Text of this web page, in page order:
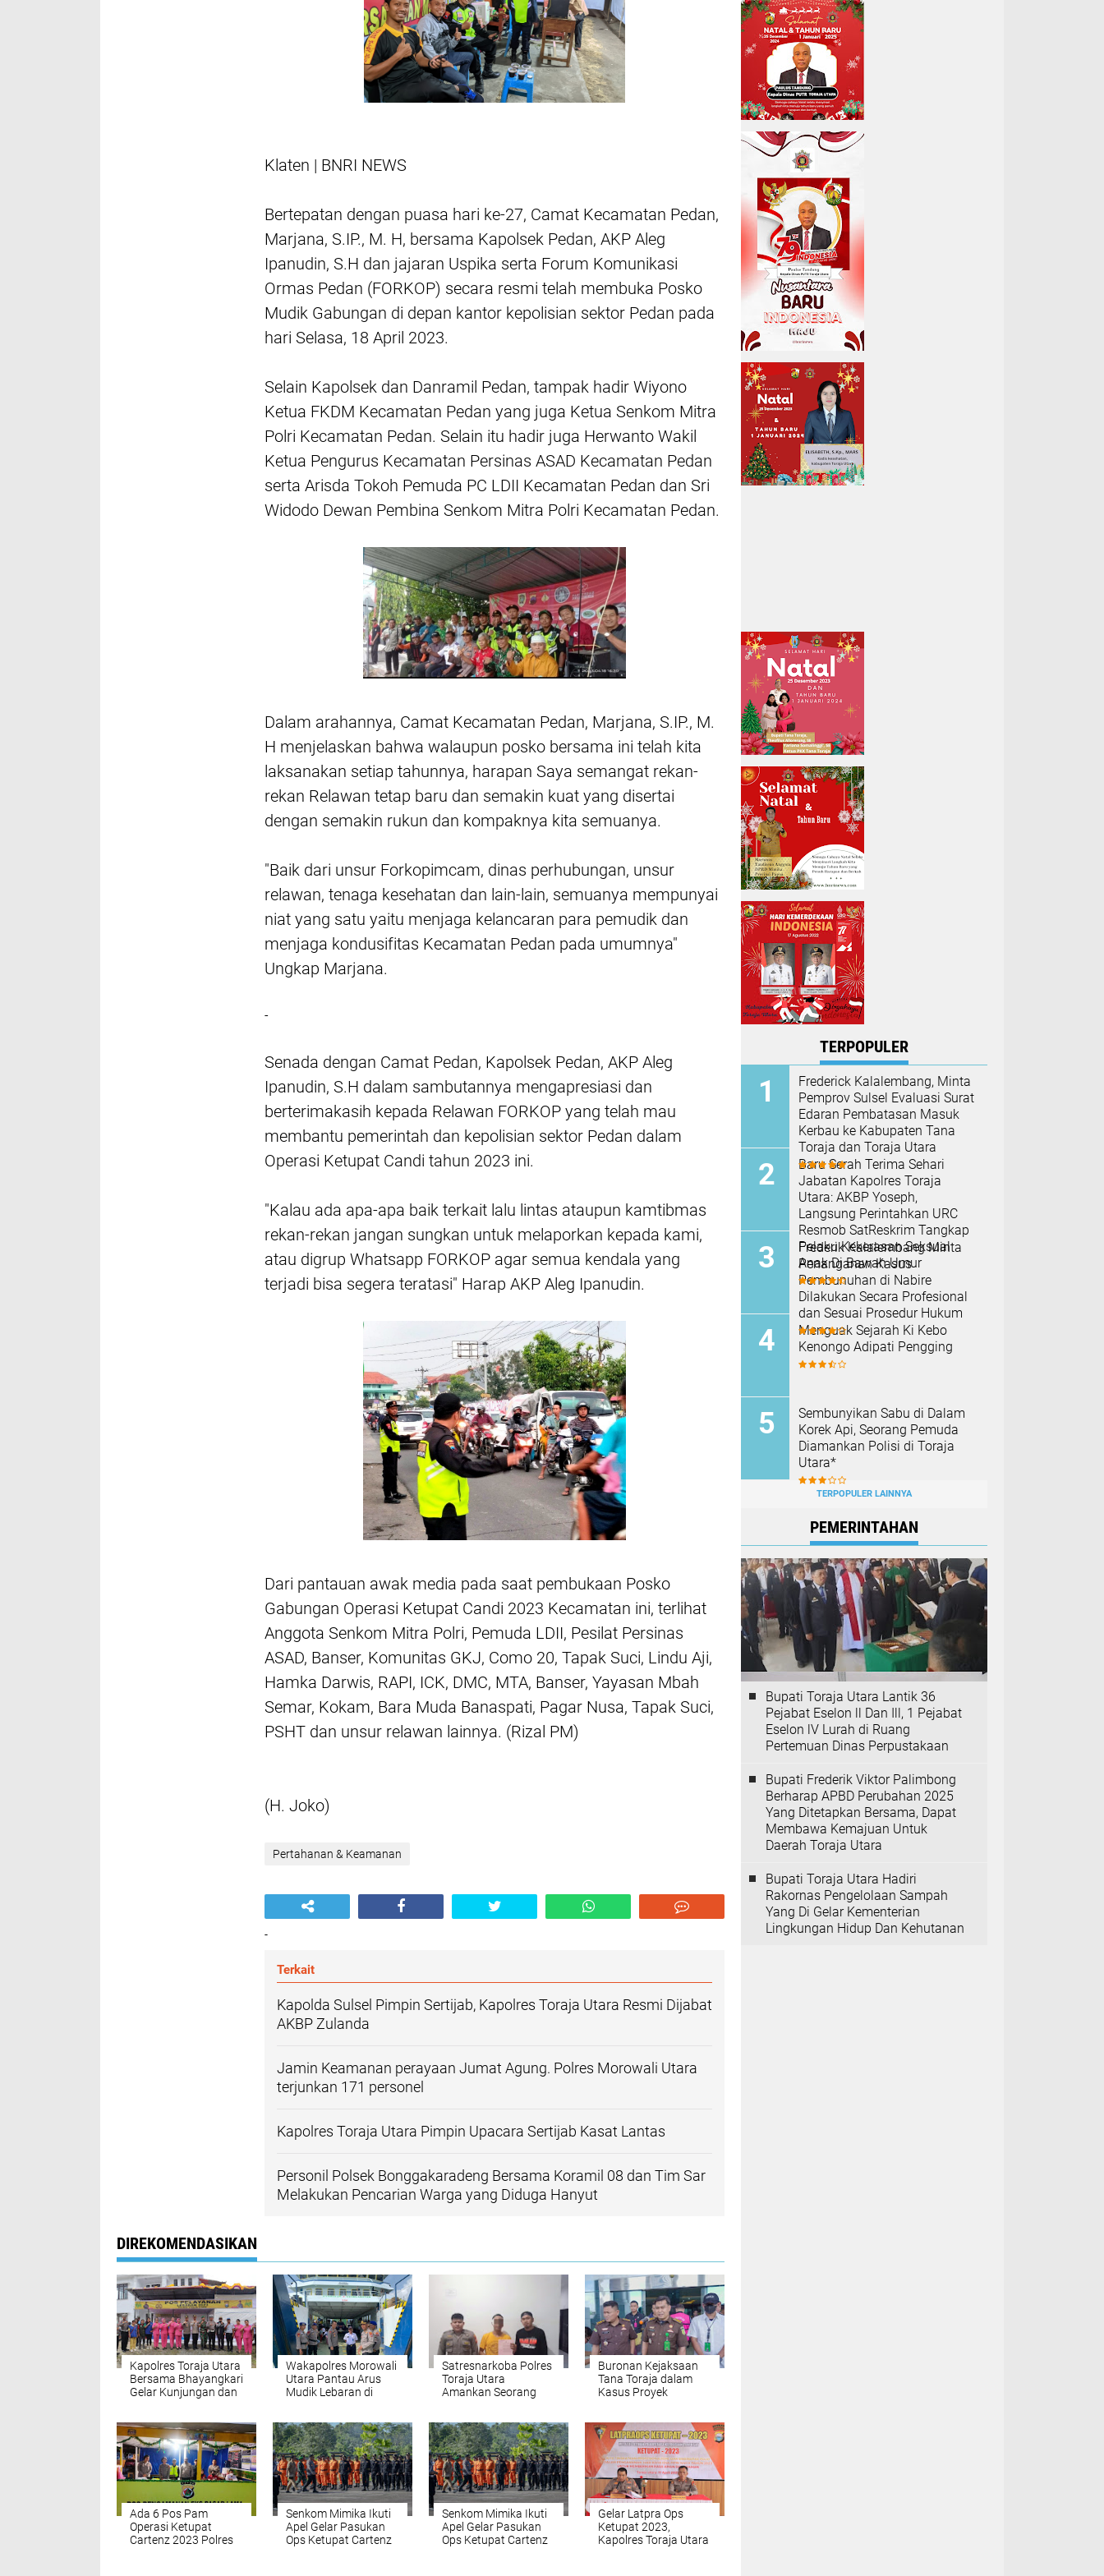
Klaten | BNRI NEWS
Bertepatan dengan puasa hari ke-27, Camat Kecamatan Pedan,
Marjana, S.IP., M. H, bersama Kapolsek Pedan, AKP Aleg
Ipanudin, S.H dan jajaran Uspika serta Forum Komunikasi
Ormas Pedan (FORKOP) secara resmi telah membuka Posko
Mudik Gabungan di depan kantor kepolisian sektor Pedan pada
hari Selasa, 18 April 2023.
Selain Kapolsek dan Danramil Pedan, tampak hadir Wiyono
Ketua FKDM Kecamatan Pedan yang juga Ketua Senkom Mitra
Polri Kecamatan Pedan. Selain itu hadir juga Herwanto Wakil
Ketua Pengurus Kecamatan Persinas ASAD Kecamatan Pedan
serta Arisda Tokoh Pemuda PC LDII Kecamatan Pedan dan Sri
Widodo Dewan Pembina Senkom Mitra Polri Kecamatan Pedan.
Dalam arahannya, Camat Kecamatan Pedan, Marjana, S.IP., M.
H menjelaskan bahwa walaupun posko bersama ini telah kita
laksanakan setiap tahunnya, harapan Saya semangat rekan-
rekan Relawan tetap baru dan semakin kuat yang disertai
dengan semakin rukun dan kompaknya kita semuanya.
"Baik dari unsur Forkopimcam, dinas perhubungan, unsur
relawan, tenaga kesehatan dan lain-lain, semuanya mempunyai
niat yang satu yaitu menjaga kelancaran para pemudik dan
menjaga kondusifitas Kecamatan Pedan pada umumnya"
Ungkap Marjana.
-
Senada dengan Camat Pedan, Kapolsek Pedan, AKP Aleg
Ipanudin, S.H dalam sambutannya mengapresiasi dan
berterimakasih kepada Relawan FORKOP yang telah mau
membantu pemerintah dan kepolisian sektor Pedan dalam
Operasi Ketupat Candi tahun 2023 ini.
"Kalau ada apa-apa baik terkait lalu lintas ataupun kamtibmas
rekan-rekan jangan sungkan untuk melaporkan kepada kami,
atau digrup Whatsapp FORKOP agar semua kendala yang
terjadi bisa segera teratasi" Harap AKP Aleg Ipanudin.
Dari pantauan awak media pada saat pembukaan Posko
Gabungan Operasi Ketupat Candi 2023 Kecamatan ini, terlihat
Anggota Senkom Mitra Polri, Pemuda LDII, Pesilat Persinas
ASAD, Banser, Komunitas GKJ, Como 20, Tapak Suci, Lindu Aji,
Hamka Darwis, RAPI, ICK, DMC, MTA, Banser, Yayasan Mbah
Semar, Kokam, Bara Muda Banaspati, Pagar Nusa, Tapak Suci,
PSHT dan unsur relawan lainnya. (Rizal PM)
(H. Joko)
Pertahanan & Keamanan
-
Terkait
Kapolda Sulsel Pimpin Sertijab, Kapolres Toraja Utara Resmi Dijabat
AKBP Zulanda
Jamin Keamanan perayaan Jumat Agung. Polres Morowali Utara
terjunkan 171 personel
Kapolres Toraja Utara Pimpin Upacara Sertijab Kasat Lantas
Personil Polsek Bonggakaradeng Bersama Koramil 08 dan Tim Sar
Melakukan Pencarian Warga yang Diduga Hanyut
DIREKOMENDASIKAN
Kapolres Toraja Utara
Bersama Bhayangkari
Gelar Kunjungan dan
Ketupat 2023
Wakapolres Morowali
Utara Pantau Arus
Mudik Lebaran di
Satresnarkoba Polres
Toraja Utara
Amankan Seorang
Buronan Kejaksaan
Tana Toraja dalam
Kasus Proyek
di Tangkap
Ada 6 Pos Pam
Operasi Ketupat
Cartenz 2023 Polres
Senkom Mimika Ikuti
Apel Gelar Pasukan
Ops Ketupat Cartenz
Senkom Mimika Ikuti
Apel Gelar Pasukan
Ops Ketupat Cartenz
Gelar Latpra Ops
Ketupat 2023,
Kapolres Toraja Utara
TERPOPULER
Frederick Kalalembang, Minta
Pemprov Sulsel Evaluasi Surat
Edaran Pembatasan Masuk
Kerbau ke Kabupaten Tana
Toraja dan Toraja Utara
Baru Serah Terima Sehari
Jabatan Kapolres Toraja
Utara: AKBP Yoseph,
Langsung Perintahkan URC
Resmob SatReskrim Tangkap
Pelaku Kekerasan Seksual
Anak Di Bawah Umur
Frederik Kalalembang Minta
Penanganan Kasus
Pembunuhan di Nabire
Dilakukan Secara Profesional
dan Sesuai Prosedur Hukum
Menguak Sejarah Ki Kebo
Kenongo Adipati Pengging
Sembunyikan Sabu di Dalam
Korek Api, Seorang Pemuda
Diamankan Polisi di Toraja
Utara*
TERPOPULER LAINNYA
PEMERINTAHAN
Bupati Toraja Utara Lantik 36
Pejabat Eselon ll Dan Ill, 1 Pejabat
Eselon lV Lurah di Ruang
Pertemuan Dinas Perpustakaan
Bupati Frederik Viktor Palimbong
Berharap APBD Perubahan 2025
Yang Ditetapkan Bersama, Dapat
Membawa Kemajuan Untuk
Daerah Toraja Utara
Bupati Toraja Utara Hadiri
Rakornas Pengelolaan Sampah
Yang Di Gelar Kementerian
Lingkungan Hidup Dan Kehutanan